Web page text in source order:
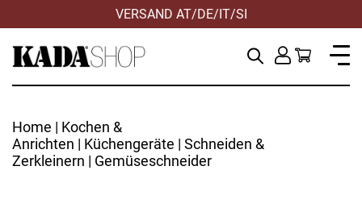
VERSAND AT/DE/IT/SI
Home | Kochen &
Anrichten | Küchengeräte | Schneiden &
Zerkleinern | Gemüseschneider